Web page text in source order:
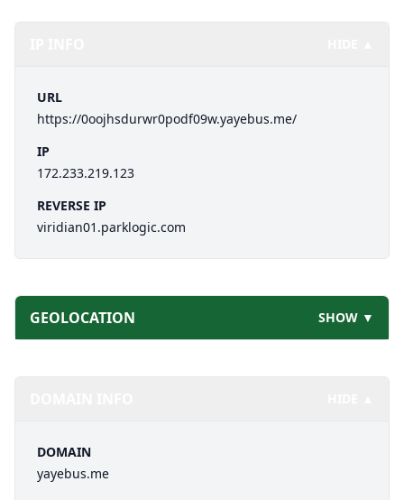
URL
https://0oojhsdurwr0podf09w.yayebus.me/
IP
172.233.219.123
REVERSE IP
viridian01.parklogic.com
GEOLOCATION SHOW ▼
DOMAIN
yayebus.me